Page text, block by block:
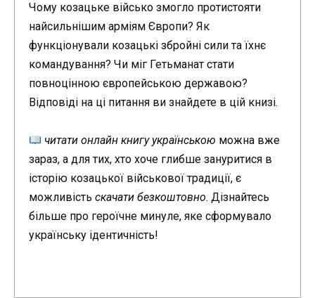
Чому козацьке військо змогло протистояти
найсильнішим арміям Європи? Як
функціонували козацькі збройні сили та їхнє
командування? Чи міг Гетьманат стати
повноцінною європейською державою?
Відповіді на ці питання ви знайдете в цій книзі.
читати онлайн книгу українською можна вже
зараз, а для тих, хто хоче глибше зануритися в
історію козацької військової традиції, є
можливість скачати безкоштовно. Дізнайтесь
більше про героїчне минуле, яке сформувало
українську ідентичність!